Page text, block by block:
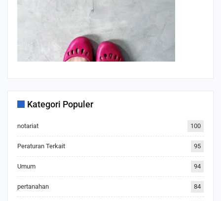
Kategori Populer
notariat 100
Peraturan Terkait 95
Umum 94
pertanahan 84